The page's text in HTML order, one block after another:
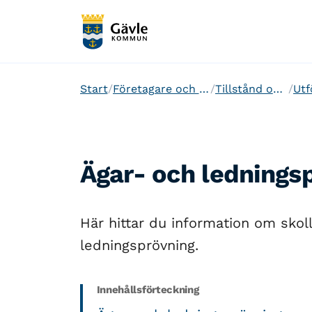
Start Företagare och etablering Tillstånd och regler
Ägar- och
Här hittar du information om
ledningsprövning.
Innehållsförteckning